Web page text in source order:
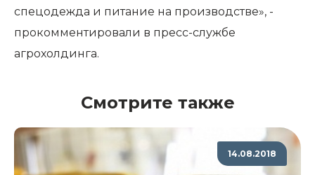
спецодежда и питание на производстве», -
прокомментировали в пресс-службе
агрохолдинга.
Смотрите также
14.08.2018